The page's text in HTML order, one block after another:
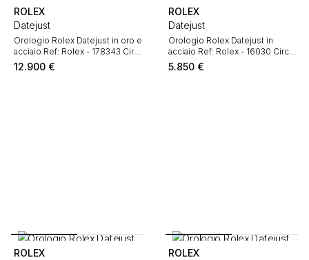
ROLEX
Datejust
Orologio Rolex Datejust in oro e
acciaio Ref: Rolex - 178343 Circa
2010
12.900 €
ROLEX
Datejust
Orologio Rolex Datejust in
acciaio Ref: Rolex - 16030 Circa
1980
5.850 €
ROLEX
ROLEX